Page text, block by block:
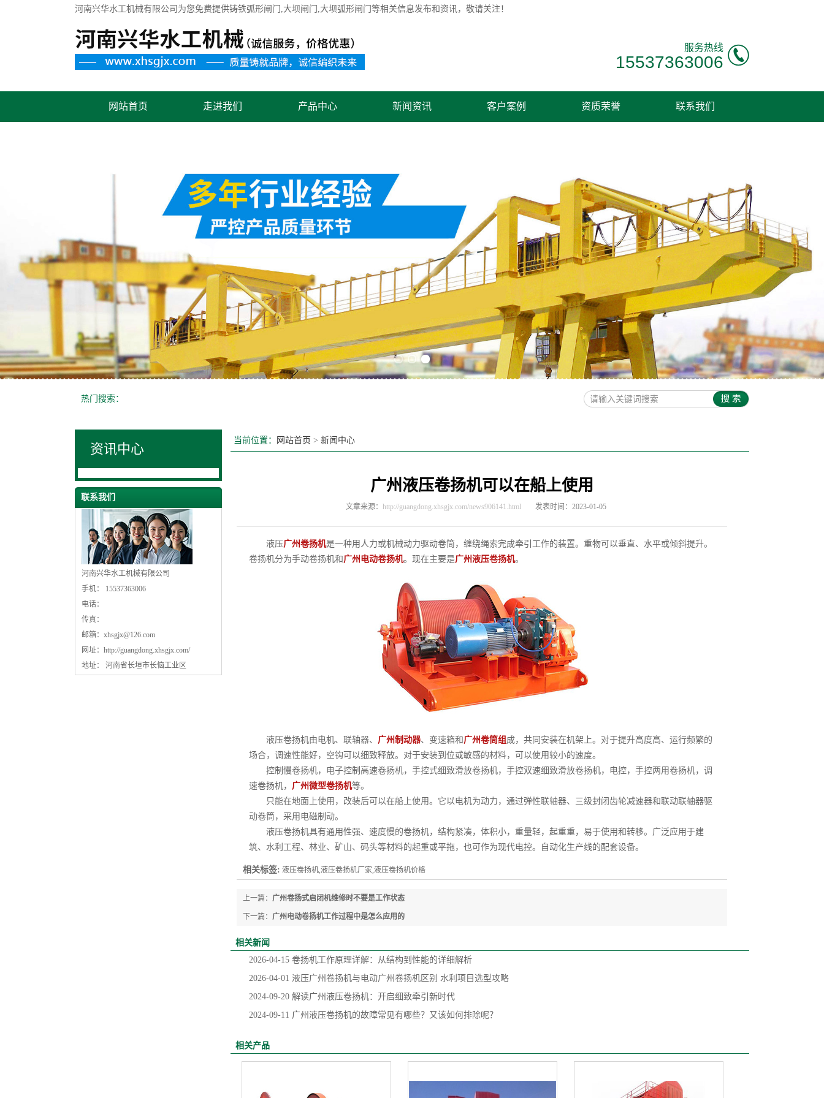
河南兴华水工机械有限公司为您免费提供铸铁弧形闸门 ,大坝闸门,大坝弧形闸门等相关信息发布和资讯，敬请关注！
服务热线
15537363006
网站首页 走进我们 产品中心 新闻资讯 客户案例 资质荣誉 联系我们
热门搜索：
资讯中心
联系我们
河南兴华水工机械有限公司
手机： 15537363006
电话：
传真：
邮箱： xhsgjx@126.com
网址： http://guangdong.xhsgjx.com/
地址： 河南省长垣市长恼工业区
当前位置： 网站首页 > 新闻中心
广州液压卷扬机可以在船上使用
文章来源： http://guangdong.xhsgjx.com/news906141.html 发表时间：2023-01-05
液压广州卷扬机是一种用人力或机械动力驱动卷筒，缠绕绳索完成牵引工作的装置。重物可以垂直、水平或倾斜提升。
卷扬机分为手动卷扬机和 广州电动卷扬机。现在主要是广州液压卷扬机。
液压卷扬机由电机、联轴器、 广州制动器、变速箱和 广州卷筒组 成，共同安装在机架上。对于提升高度高、运行频繁的
场合，调速性能好，空钩可以细致释放。对于安装到位或敏感的材料，可以使用较小的速度。
控制慢卷扬机，电子控制高速卷扬机，手控式细致滑放卷扬机，手控双速细致滑放卷扬机，电控，手控两用卷扬机，调
速卷扬机， 广州微型卷扬机等。
只能在地面上使用，改装后可以在船上使用。它以电机为动力，通过弹性联轴器、三级封闭齿轮减速器和联动联轴器驱
动卷筒，采用电磁制动。
液压卷扬机具有通用性强、速度慢的卷扬机，结构紧凑，体积小，重量轻，起重重，易于使用和转移。广泛应用于建
筑、水利工程、林业、矿山、码头等材料的起重或平拖，也可作为现代电控。自动化生产线的配套设备。
相关标签: 液压卷扬机,液压卷扬机厂家,液压卷扬机价格
上一篇： 广州卷扬式启闭机维修时不要是工作状态
下一篇： 广州电动卷扬机工作过程中是怎么应用的
相关新闻
2026-04-15 卷扬机工作原理详解：从结构到性能的详细解析
2026-04-01 液压广州卷扬机与电动广州卷扬机区别 水利项目选型攻略
2024-09-20 解读广州液压卷扬机：开启细致牵引新时代
2024-09-11 广州液压卷扬机的故障常见有哪些？又该如何排除呢？
相关产品